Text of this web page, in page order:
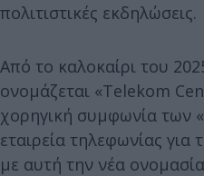
πολιτιστικές εκδηλώσεις.
Από το καλοκαίρι του
ονομάζεται «Τelekom
χορηγική συμφωνία των
εταιρεία τηλεφωνίας
με αυτή την νέα